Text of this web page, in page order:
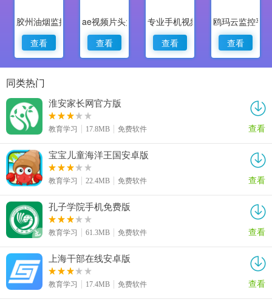
胶州油烟监控
查看
ae视频片头大师
查看
专业手机视频监控
查看
鸥玛云监控平
查看
同类热门
淮安家长网官方版
教育学习 17.8MB 免费软件 查看
宝宝儿童海洋王国安卓版
教育学习 22.4MB 免费软件 查看
孔子学院手机免费版
教育学习 61.3MB 免费软件 查看
上海干部在线安卓版
教育学习 17.4MB 免费软件 查看